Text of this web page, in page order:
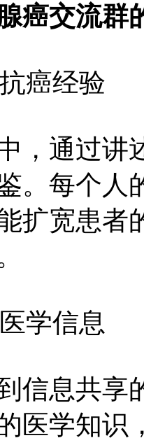
癌交流群
癌经验
，通过讲
。每个人
扩宽患者
学信息
信息共享
医学知识